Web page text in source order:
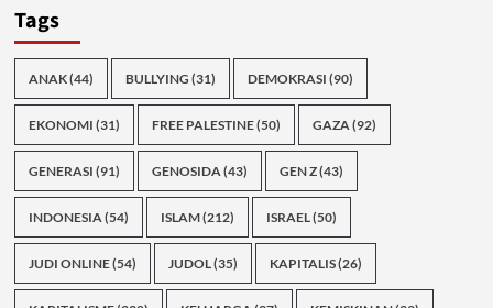
Tags
ANAK(44) BULLYING (31) DEMOKRASI (90)
EKONOMI (31) FREE PALESTINE(50) GAZA(92)
GENERASI (91) GENOSIDA(43) GEN Z(43)
INDONESIA(54) ISLAM(212) ISRAEL(50)
JUDI ONLINE(54) JUDOL(35) KAPITALIS(26)